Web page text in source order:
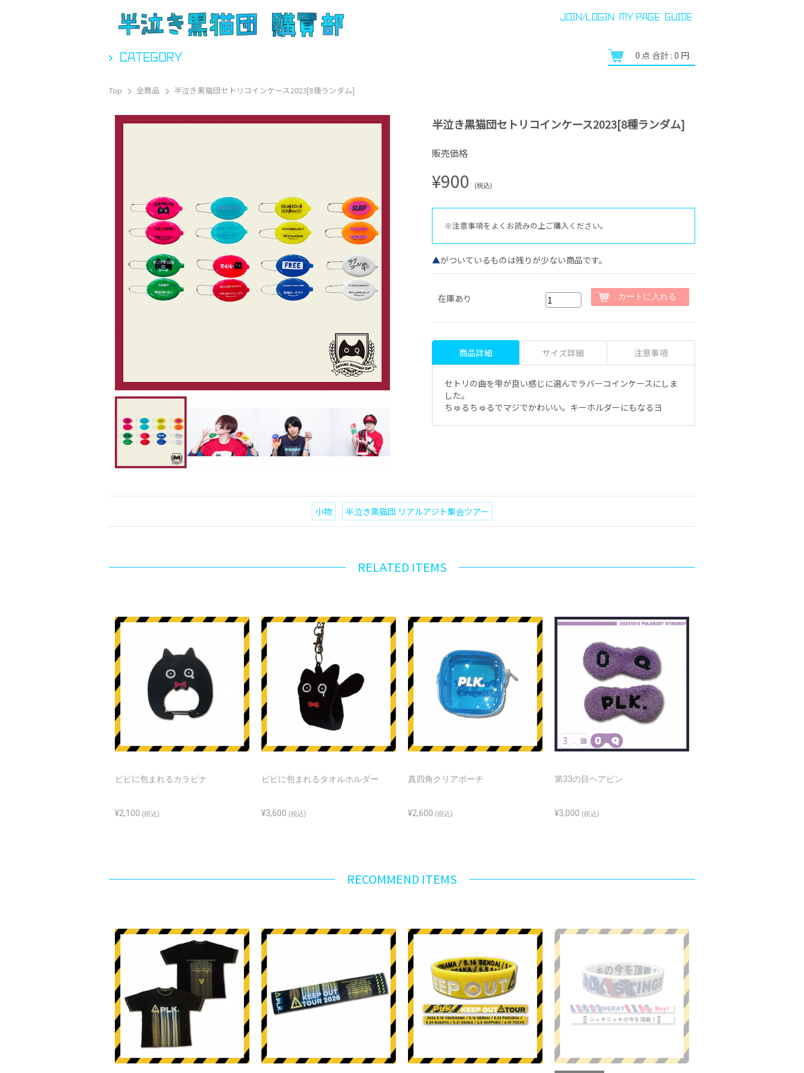
JOIN/LOGIN MY PAGE GUIDE
CATEGORY 0 点 合計 : 0 円
Top 全商品 半泣き黒猫団セトリコインケース2023[8種ランダム]
半泣き黒猫団セトリコインケース2023[8種ランダム]
販売価格
¥900 (税込)
※注意事項をよくお読みの上ご購入ください。
▲がついているものは残りが少ない商品です。
在庫あり
商品詳細 サイズ詳細 注意事項
セトリの曲を雫が良い感じに選んでラバーコインケースにしま
した。
ちゅるちゅるでマジでかわいい。キーホルダーにもなるヨ
小物 半泣き黒猫団 リアルアジト集会ツアー
RELATED ITEMS
ビビに包まれるカラビナ
¥2,100 (税込)
ビビに包まれるタオルホルダー
¥3,600 (税込)
真四角クリアポーチ
¥2,600 (税込)
第33の目ヘアピン
¥3,000 (税込)
RECOMMEND ITEMS